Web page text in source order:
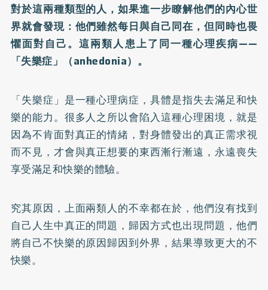
對於這兩種類型的人，如果進一步瞭解他們的內心世
界就會發現：他們雖然每日與自己同在，但同時也畏
懼面對自己。這兩類人患上了同一種心理疾病——
「失樂症」（anhedonia）。
「失樂症」是一種心理病症，具體是指失去滿足和快
樂的能力。很多人之所以會陷入這種心理困境，就是
因為不肯面對真正的情緒，對身體發出的真正需求視
而不見，才會與真正想要的東西漸行漸遠，永遠喪失
享受滿足和快樂的體驗。
究其原因，上面兩類人的不幸都在於，他們沒有找到
自己人生中真正的問題，歸因方式也出現問題，他們
將自己不快樂的原因歸因到外界，結果導致更大的不
快樂。